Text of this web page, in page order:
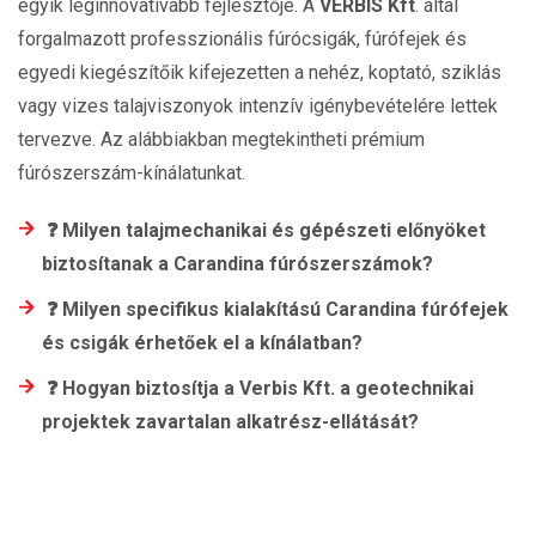
egyik leginnovatívabb fejlesztője. A VERBIS Kft. által
forgalmazott professzionális fúrócsigák, fúrófejek és
egyedi kiegészítőik kifejezetten a nehéz, koptató, sziklás
vagy vizes talajviszonyok intenzív igénybevételére lettek
tervezve. Az alábbiakban megtekintheti prémium
fúrószerszám-kínálatunkat.
❓ Milyen talajmechanikai és gépészeti előnyöket
biztosítanak a Carandina fúrószerszámok?
❓ Milyen specifikus kialakítású Carandina fúrófejek
és csigák érhetőek el a kínálatban?
❓ Hogyan biztosítja a Verbis Kft. a geotechnikai
projektek zavartalan alkatrész-ellátását?